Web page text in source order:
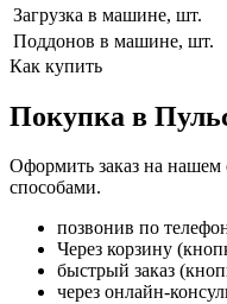
Загрузка в машине, шт.
Поддонов в машине, шт.
Как купить
Покупка в
Оформить заказ на
способами.
позвонив по
Через корзину
быстрый заказ
через онлайн-